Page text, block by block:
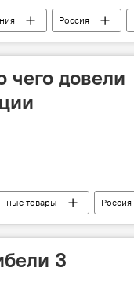
Россия
чего довели
товары Россия
3